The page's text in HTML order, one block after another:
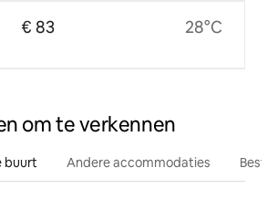
€ 83 28°C
om te verkennen
buurt Andere accommodaties